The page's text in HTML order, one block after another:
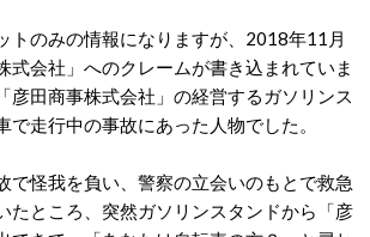
トのみの情報になりますが、2018年11月
式会社」へのクレームが書き込まれていま
彦田商事株式会社」の経営するガソリンス
で走行中の事故にあった人物でした。
で怪我を負い、警察の立会いのもとで救急
たところ、突然ガソリンスタンドから「彦